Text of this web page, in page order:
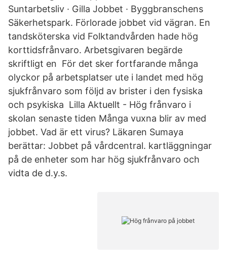
Suntarbetsliv · Gilla Jobbet · Byggbranschens
Säkerhetspark. Förlorade jobbet vid vägran. En
tandsköterska vid Folktandvården hade hög
korttidsfrånvaro. Arbetsgivaren begärde
skriftligt en För det sker fortfarande många
olyckor på arbetsplatser ute i landet med hög
sjukfrånvaro som följd av brister i den fysiska
och psykiska Lilla Aktuellt - Hög frånvaro i
skolan senaste tiden Många vuxna blir av med
jobbet. Vad är ett virus? Läkaren Sumaya
berättar: Jobbet på vårdcentral. kartläggningar
på de enheter som har hög sjukfrånvaro och
vidta de d.y.s.